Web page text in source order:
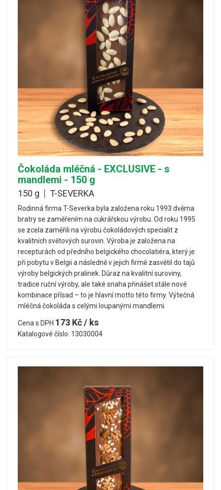
Čokoláda mléčná - EXCLUSIVE - s
mandlemi - 150 g
150 g T-SEVERKA
Rodinná firma T-Severka byla založena roku 1993 dvěma
bratry se zaměřením na cukrářskou výrobu. Od roku 1995
se zcela zaměřili na výrobu čokoládových specialit z
kvalitních světových surovin. Výroba je založena na
recepturách od předního belgického chocolatiéra, který je
při pobytu v Belgii a následně v jejich firmě zasvětil do tajů
výroby belgických pralinek. Důraz na kvalitní suroviny,
tradice ruční výroby, ale také snaha přinášet stále nové
kombinace přísad – to je hlavní motto této firmy. Výtečná
mléčná čokoláda s celými loupanými mandlemi.
Cena s DPH 173 Kč / ks
Katalogové číslo: 13030004